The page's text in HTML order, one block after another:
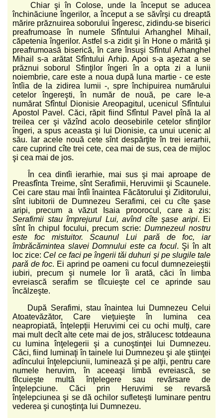
Chiar şi în Colose, unde la început se aducea
închinăciune îngerilor, a început a se săvîrşi cu dreaptă
mărire prăznuirea soborului îngeresc, zidindu-se biserici
preafrumoase în numele Sfîntului Arhanghel Mihail,
căpetenia îngerilor. Astfel s-a zidit şi în Hone o mărită şi
preafrumoasă biserică, în care însuşi Sfîntul Arhanghel
Mihail s-a arătat Sfîntului Arhip. Apoi s-a aşezat a se
prăznui soborul Sfinţilor îngeri în a opta zi a lunii
noiembrie, care este a noua după luna martie - ce este
întîia de la zidirea lumii -, spre închipuirea numărului
cetelor îngereşti, în număr de nouă, pe care le-a
numărat Sfîntul Dionisie Areopagitul, ucenicul Sfîntului
Apostol Pavel. Căci, răpit fiind Sfîntul Pavel pînă la al
treilea cer şi văzînd acolo deosebirile cetelor sfinţilor
îngeri, a spus aceasta şi lui Dionisie, ca unui ucenic al
său. Iar acele nouă cete sînt despărţite în trei ierarhii,
care cuprind cîte trei cete, cea mai de sus, cea de mijloc
şi cea mai de jos.
În cea dintîi ierarhie, mai sus şi mai aproape de
Preasfînta Treime, sînt Serafimii, Heruvimii şi Scaunele.
Cei care stau mai întîi înaintea Făcătorului şi Ziditorului,
sînt iubitorii de Dumnezeu Serafimi, cei cu cîte şase
aripi, precum a văzut Isaia proorocul, care a zis:
Serafimii stau împrejurul Lui, avînd cîte şase aripi. Ei
sînt în chipul focului, precum scrie: Dumnezeul nostru
este foc mistuitor. Scaunul Lui pară de foc, iar
îmbrăcămintea slavei Domnului este ca focul. Şi în alt
loc zice: Cel ce faci pe îngerii tăi duhuri şi pe slugile tale
pară de foc. Ei aprind pe oameni cu focul dumnezeieştii
iubiri, precum şi numele lor îi arată, căci în limba
evreiască serafim se tîlcuieşte cel ce aprinde sau
încălzeşte.
După Serafimi, stau înaintea lui Dumnezeu Celui
Atoatevăzător, Care vieţuieşte în lumina cea
neapropiată, înţelepţii Heruvimi cei cu ochi mulţi, care
mai mult decît alte cete mai de jos, strălucesc totdeauna
cu lumina înţelegerii şi a cunoştinţei lui Dumnezeu.
Căci, fiind luminaţi în tainele lui Dumnezeu şi ale ştiinţei
adîncului înţelepciunii, luminează şi pe alţii, pentru care
numele heruvim, în aceeaşi limbă evreiască, se
tîlcuieşte multă înţelegere sau revărsare de
înţelepciune. Căci prin Heruvimi se revarsă
înţelepciunea şi se dă ochilor sufleteşti luminare pentru
vederea şi cunoştinţa lui Dumnezeu.